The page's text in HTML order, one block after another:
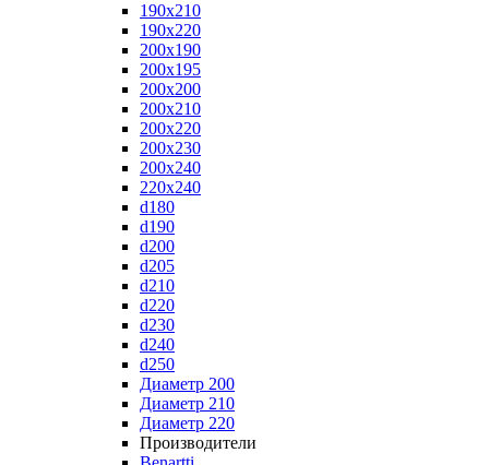
190x210
190x220
200x190
200x195
200x200
200x210
200x220
200x230
200x240
220x240
d180
d190
d200
d205
d210
d220
d230
d240
d250
Диаметр 200
Диаметр 210
Диаметр 220
Производители